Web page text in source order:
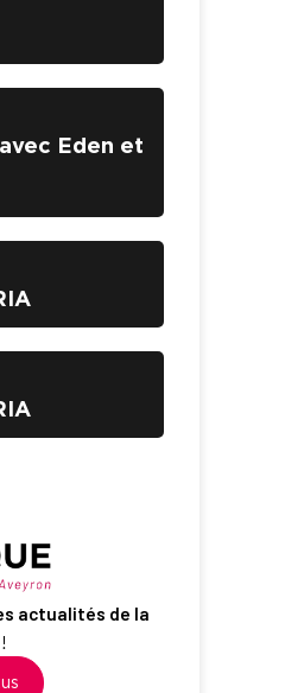
Eden et
actualités de la
!